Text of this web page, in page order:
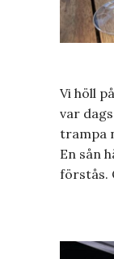
Vi höll
var
trampa
En sån
förstås.